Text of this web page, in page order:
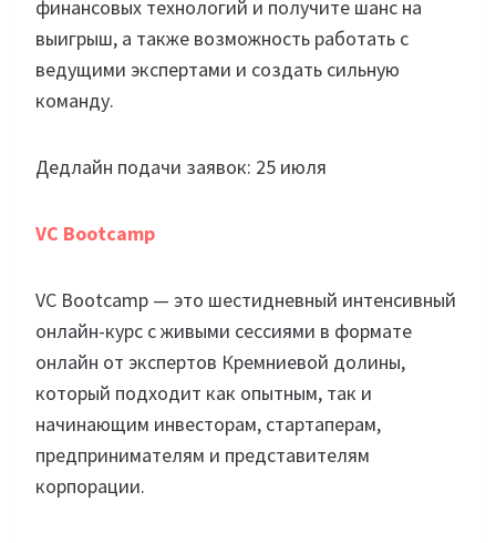
финансовых технологий и получите шанс на
выигрыш, а также возможность работать с
ведущими экспертами и создать сильную
команду.
Дедлайн подачи заявок: 25 июля
VC Bootcamp
VC Bootcamp — это шестидневный интенсивный
онлайн-курс с живыми сессиями в формате
онлайн от экспертов Кремниевой долины,
который подходит как опытным, так и
начинающим инвесторам, стартаперам,
предпринимателям и представителям
корпорации.